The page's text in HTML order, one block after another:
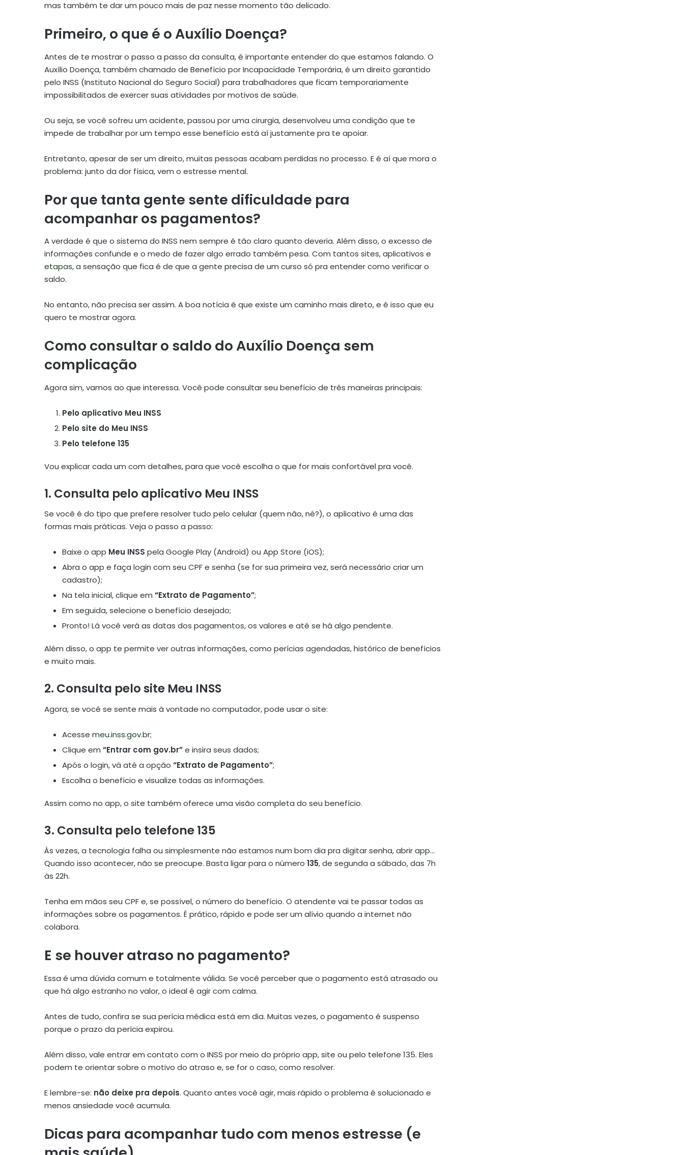
mas também te dar um pouco mais de paz nesse momento tão delicado.
Primeiro, o que é o Auxílio Doença?
Antes de te mostrar o passo a passo da consulta, é importante entender do que estamos falando. O
Auxílio Doença, também chamado de Benefício por Incapacidade Temporária, é um direito garantido
pelo INSS (Instituto Nacional do Seguro Social) para trabalhadores que ficam temporariamente
impossibilitados de exercer suas atividades por motivos de saúde.
Ou seja, se você sofreu um acidente, passou por uma cirurgia, desenvolveu uma condição que te
impede de trabalhar por um tempo esse benefício está aí justamente pra te apoiar.
Entretanto, apesar de ser um direito, muitas pessoas acabam perdidas no processo. E é aí que mora o
problema: junto da dor física, vem o estresse mental.
Por que tanta gente sente dificuldade para
acompanhar os pagamentos?
A verdade é que o sistema do INSS nem sempre é tão claro quanto deveria. Além disso, o excesso de
informações confunde e o medo de fazer algo errado também pesa. Com tantos sites, aplicativos e
etapas, a sensação que fica é de que a gente precisa de um curso só pra entender como verificar o
saldo.
No entanto, não precisa ser assim. A boa notícia é que existe um caminho mais direto, e é isso que eu
quero te mostrar agora.
Como consultar o saldo do Auxílio Doença sem
complicação
Agora sim, vamos ao que interessa. Você pode consultar seu benefício de três maneiras principais:
Pelo aplicativo Meu INSS
Pelo site do Meu INSS
Pelo telefone 135
Vou explicar cada um com detalhes, para que você escolha o que for mais confortável pra você.
1. Consulta pelo aplicativo Meu INSS
Se você é do tipo que prefere resolver tudo pelo celular (quem não, né?), o aplicativo é uma das
formas mais práticas. Veja o passo a passo:
Baixe o app Meu INSS pela Google Play (Android) ou App Store (iOS);
Abra o app e faça login com seu CPF e senha (se for sua primeira vez, será necessário criar um
cadastro);
Na tela inicial, clique em “Extrato de Pagamento”;
Em seguida, selecione o benefício desejado;
Pronto! Lá você verá as datas dos pagamentos, os valores e até se há algo pendente.
Além disso, o app te permite ver outras informações, como perícias agendadas, histórico de benefícios
e muito mais.
2. Consulta pelo site Meu INSS
Agora, se você se sente mais à vontade no computador, pode usar o site:
Acesse meu.inss.gov.br;
Clique em “Entrar com gov.br”e insira seus dados;
Após o login, vá até a opção “Extrato de Pagamento”;
Escolha o benefício e visualize todas as informações.
Assim como no app, o site também oferece uma visão completa do seu benefício.
3. Consulta pelo telefone 135
Às vezes, a tecnologia falha ou simplesmente não estamos num bom dia pra digitar senha, abrir app…
Quando isso acontecer, não se preocupe. Basta ligar para o número 135, de segunda a sábado, das 7h
às 22h.
Tenha em mãos seu CPF e, se possível, o número do benefício. O atendente vai te passar todas as
informações sobre os pagamentos. É prático, rápido e pode ser um alívio quando a internet não
colabora.
E se houver atraso no pagamento?
Essa é uma dúvida comum e totalmente válida. Se você perceber que o pagamento está atrasado ou
que há algo estranho no valor, o ideal é agir com calma.
Antes de tudo, confira se sua perícia médica está em dia. Muitas vezes, o pagamento é suspenso
porque o prazo da perícia expirou.
Além disso, vale entrar em contato com o INSS por meio do próprio app, site ou pelo telefone 135. Eles
podem te orientar sobre o motivo do atraso e, se for o caso, como resolver.
E lembre-se: não deixe pra depois. Quanto antes você agir, mais rápido o problema é solucionado e
menos ansiedade você acumula.
Dicas para acompanhar tudo com menos estresse (e